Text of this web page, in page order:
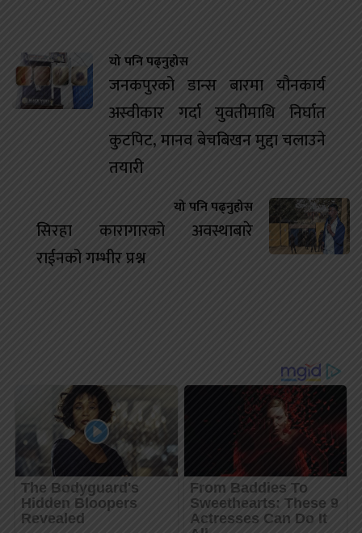
यो पनि पढ्नुहोस
जनकपुरको डान्स बारमा यौनकार्य
अस्वीकार गर्दा युवतीमाथि निर्घात
कुटपिट, मानव बेचबिखन मुद्दा चलाउने
तयारी
यो पनि पढ्नुहोस
सिरहा कारागारको अवस्थाबारे
राईनको गम्भीर प्रश्न